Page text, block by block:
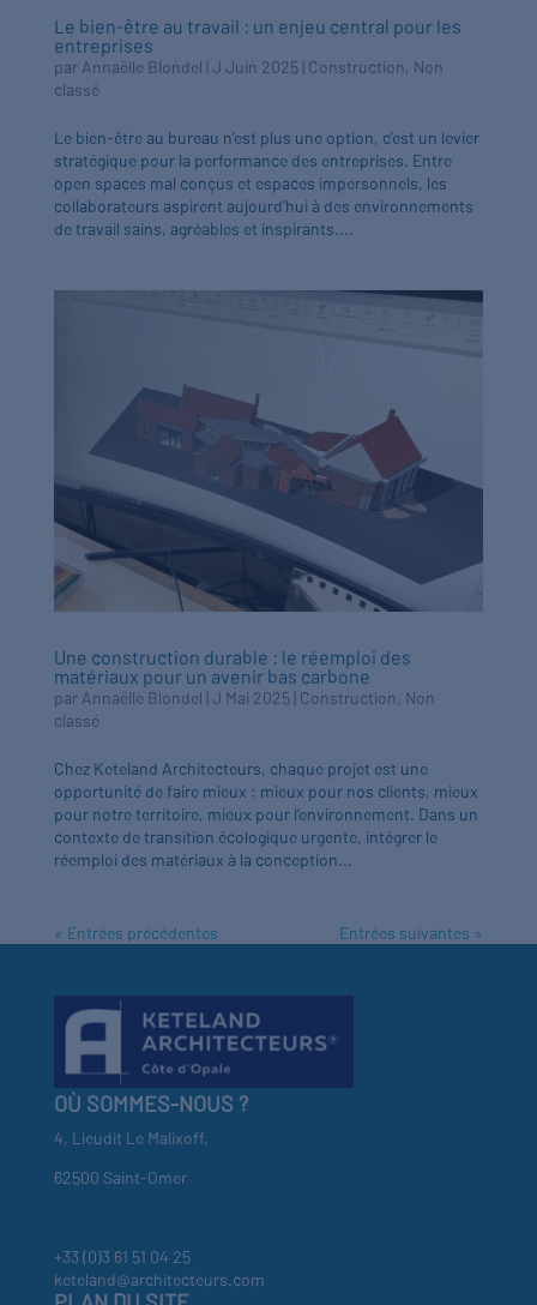
Le bien-être au travail : un enjeu central pour les
entreprises
par Annaëlle Blondel |J Juin 2025 | Construction, Non
classé
Le bien-être au bureau n’est plus une option, c’est un levier
stratégique pour la performance des entreprises. Entre
open spaces mal conçus et espaces impersonnels, les
collaborateurs aspirent aujourd’hui à des environnements
de travail sains, agréables et inspirants....
Une construction durable : le réemploi des
matériaux pour un avenir bas carbone
par Annaëlle Blondel |J Mai 2025 | Construction, Non
classé
Chez Keteland Architecteurs, chaque projet est une
opportunité de faire mieux : mieux pour nos clients, mieux
pour notre territoire, mieux pour l’environnement. Dans un
contexte de transition écologique urgente, intégrer le
réemploi des matériaux à la conception...
« Entrées précédentes Entrées suivantes »
OÙ SOMMES-NOUS ?
4, Lieudit Le Malixoff,
62500 Saint-Omer
+33 (0)3 61 51 04 25
keteland@architecteurs.com